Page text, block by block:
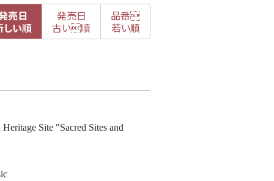
売日
しい順
発売日
古い順
品番
若い順
Site "Sacred Sites and